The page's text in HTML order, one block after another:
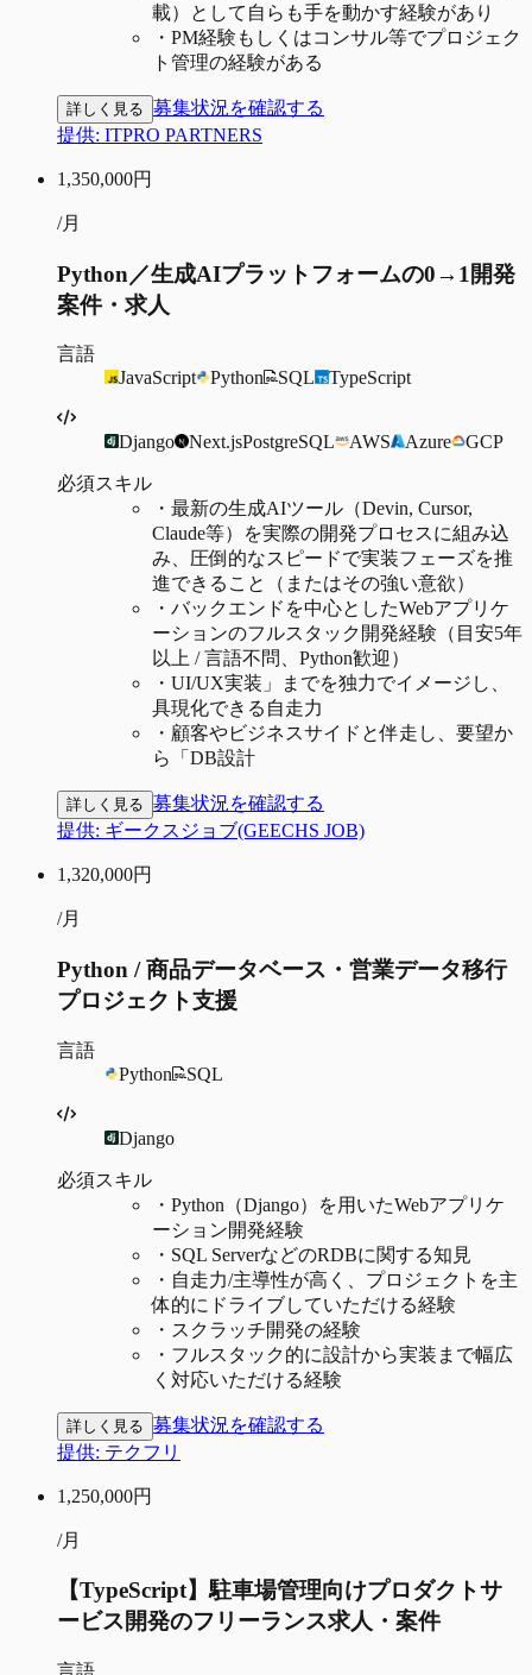
載）として自らも手を動かす経験があり
・ PM経験もしくはコンサル等でプロジェク
ト管理の経験がある
詳しく見る 募集状況を確認する
提供: ITPRO PARTNERS
1,350,000円
/月
Python／生成AIプラットフォームの0→1開発
案件・求人
言語
JavaScript
Python SQL TypeScript
Django Next.jsPostgreSQL AWS Azure GCP
必須スキル
・ 最新の生成AIツール（Devin, Cursor,
Claude等）を実際の開発プロセスに組み込
み、圧倒的なスピードで実装フェーズを推
進できること（またはその強い意欲）
・ バックエンドを中心としたWebアプリケ
ーションのフルスタック開発経験（目安5年
以上 / 言語不問、Python歓迎）
・ UI/UX実装」までを独力でイメージし、
具現化できる自走力
・ 顧客やビジネスサイドと伴走し、要望か
ら「DB設計
詳しく見る 募集状況を確認する
提供: ギークスジョブ(GEECHS JOB)
1,320,000円
/月
Python / 商品データベース・営業データ移行
プロジェクト支援
言語
Python
SQL
Django
必須スキル
・ Python（Django）を用いたWebアプリケ
ーション開発経験
・ SQL ServerなどのRDBに関する知見
・ 自走力/主導性が高く、プロジェクトを主
体的にドライブしていただける経験
・ スクラッチ開発の経験
・ フルスタック的に設計から実装まで幅広
く対応いただける経験
詳しく見る 募集状況を確認する
提供: テクフリ
1,250,000円
/月
【TypeScript】駐車場管理向けプロダクトサ
ービス開発のフリーランス求人・案件
言語